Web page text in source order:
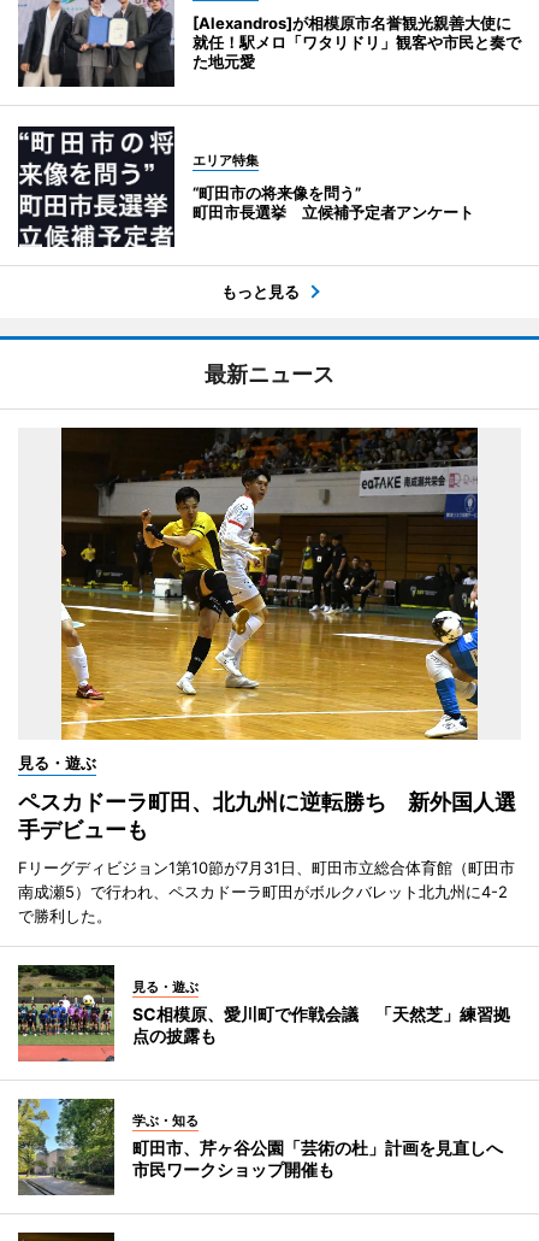
[Alexandros]が相模原市名誉観光親善大使に
就任！駅メロ「ワタリドリ」観客や市民と奏で
た地元愛
エリア特集
“町田市の将来像を問う”
町田市長選挙 立候補予定者アンケート
もっと見る
最新ニュース
見る・遊ぶ
ペスカドーラ町田、北九州に逆転勝ち 新外国人選
手デビューも
Fリーグディビジョン1第10節が7月31日、町田市立総合体育館（町田市
南成瀬5）で行われ、ペスカドーラ町田がボルクバレット北九州に4-2
で勝利した。
見る・遊ぶ
SC相模原、愛川町で作戦会議 「天然芝」練習拠
点の披露も
学ぶ・知る
町田市、芹ヶ谷公園「芸術の杜」計画を見直しへ
市民ワークショップ開催も